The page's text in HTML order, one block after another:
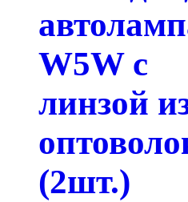
W5W с
линзой
(2шт.)